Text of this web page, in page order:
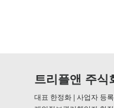
트리플앤 주식
대표 한정화 | 사업자 등